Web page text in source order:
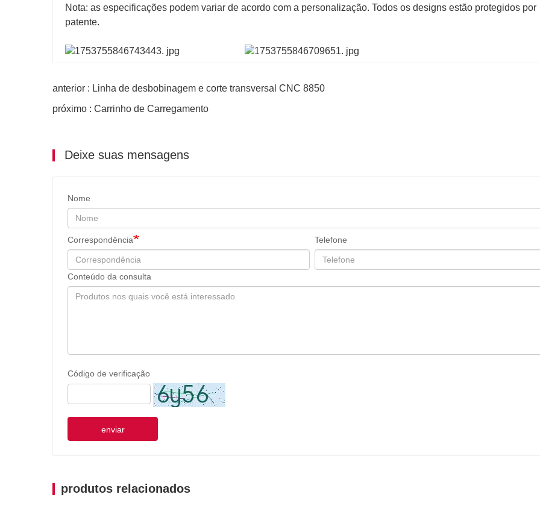
Nota: as especificações podem variar de acordo com a personalização. Todos os designs estão protegidos por
patente.
anterior : Linha de desbobinagem e corte transversal CNC 8850
próximo : Carrinho de Carregamento
Deixe suas mensagens
Nome
Correspondência Telefone
Conteúdo da consulta
Código de verificação
enviar
produtos relacionados